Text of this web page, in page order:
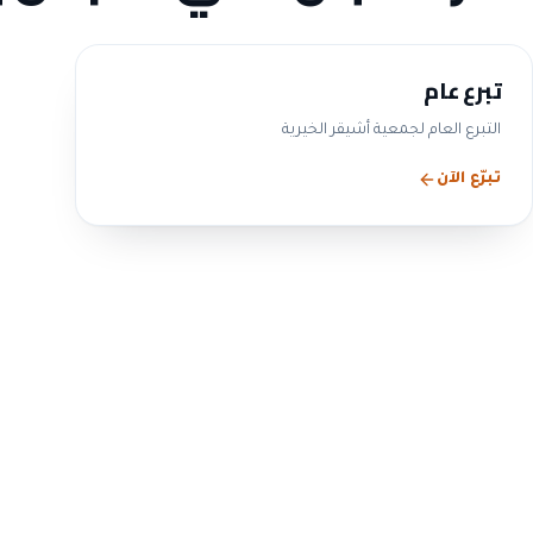
تبرع عام
التبرع العام لجمعية أشيقر الخيرية
تبرّع الآن